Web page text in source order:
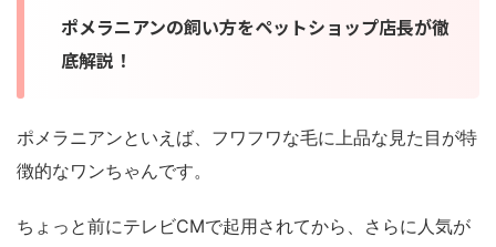
ポメラニアンの飼い方をペットショップ店長が徹
底解説！
ポメラニアンといえば、フワフワな毛に上品な見た目が特
徴的なワンちゃんです。
ちょっと前にテレビCMで起用されてから、さらに人気が